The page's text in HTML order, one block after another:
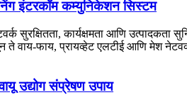
इंटरकॉम कम्युनिकेशन सिस्टम
सुरक्षितता, कार्यक्षमता आणि
ते वाय-फाय, प्रायव्हेट एलटीई आणि मेश
उद्योग संप्रेषण उपाय